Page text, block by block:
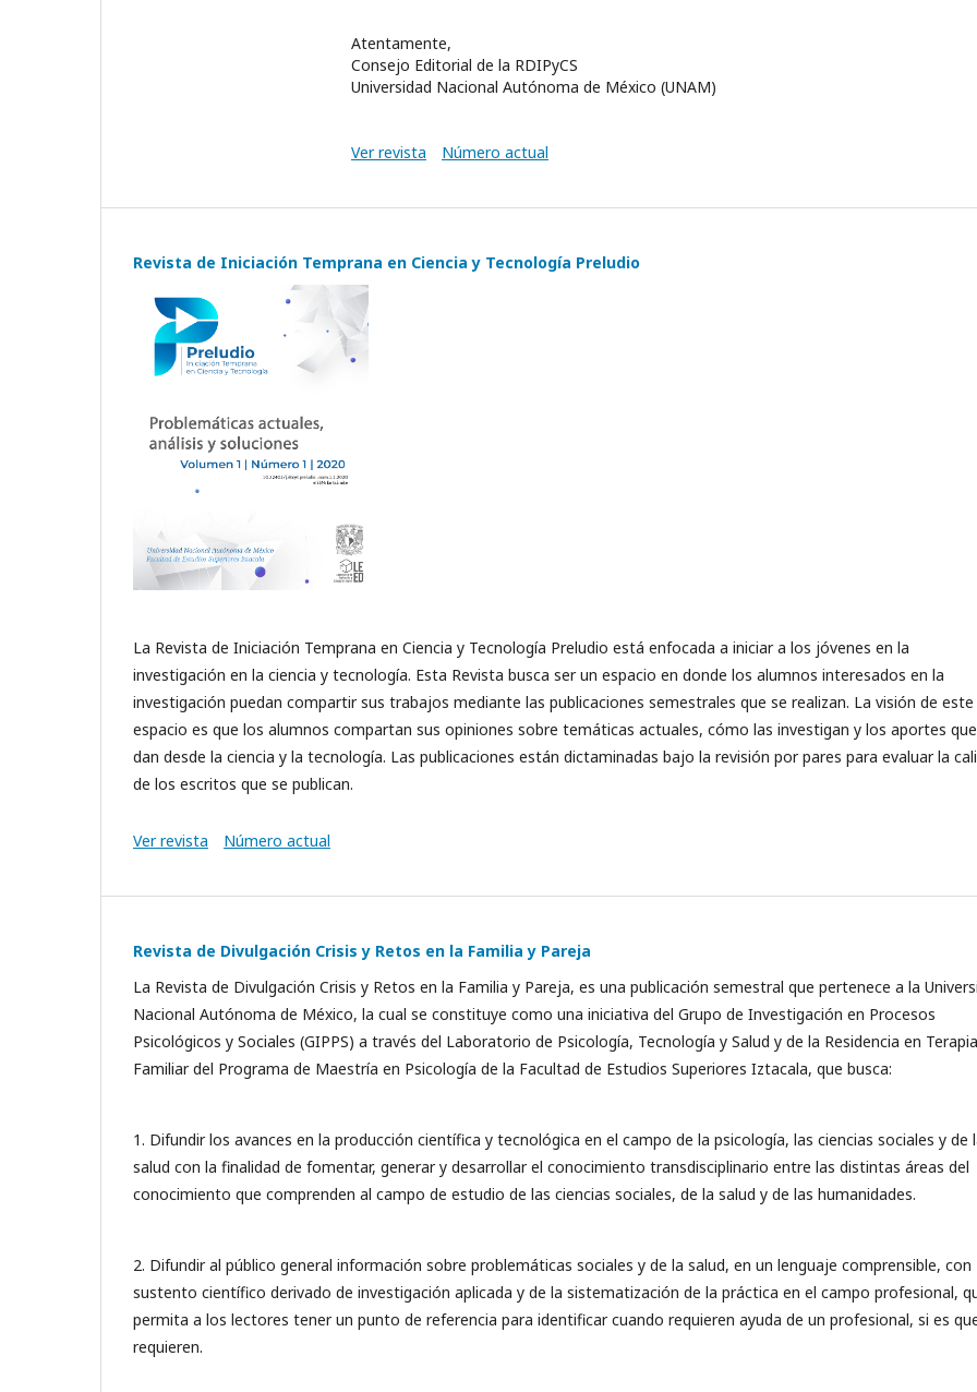
Atentamente,
Consejo Editorial de la RDIPyCS
Universidad Nacional Autónoma de México (UNAM)
Ver revista Número actual
Revista de Iniciación Temprana en Ciencia y Tecnología Preludio
La Revista de Iniciación Temprana en Ciencia y Tecnología Preludio está enfocada a iniciar a los jóvenes en la
investigación en la ciencia y tecnología. Esta Revista busca ser un espacio en donde los alumnos interesados en la
investigación puedan compartir sus trabajos mediante las publicaciones semestrales que se realizan. La visión de este
espacio es que los alumnos compartan sus opiniones sobre temáticas actuales, cómo las investigan y los aportes que
dan desde la ciencia y la tecnología. Las publicaciones están dictaminadas bajo la revisión por pares para evaluar la
de los escritos que se publican.
Ver revista Número actual
Revista de Divulgación Crisis y Retos en la Familia y Pareja
La Revista de Divulgación Crisis y Retos en la Familia y Pareja, es una publicación semestral que pertenece a la
Nacional Autónoma de México, la cual se constituye como una iniciativa del Grupo de Investigación en Procesos
Psicológicos y Sociales (GIPPS) a través del Laboratorio de Psicología, Tecnología y Salud y de la Residencia en Terapia
Familiar del Programa de Maestría en Psicología de la Facultad de Estudios Superiores Iztacala, que busca:
1. Difundir los avances en la producción científica y tecnológica en el campo de la psicología, las ciencias sociales y de
salud con la finalidad de fomentar, generar y desarrollar el conocimiento transdisciplinario entre las distintas áreas del
conocimiento que comprenden al campo de estudio de las ciencias sociales, de la salud y de las humanidades.
2. Difundir al público general información sobre problemáticas sociales y de la salud, en un lenguaje comprensible, con
sustento científico derivado de investigación aplicada y de la sistematización de la práctica en el campo profesional,
permita a los lectores tener un punto de referencia para identificar cuando requieren ayuda de un profesional, si es
requieren.